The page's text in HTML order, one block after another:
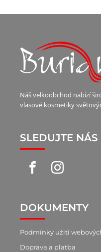
Náš velkoobchod nabízí
vlasové kosmetiky
SLEDUJTE NÁS
DOKUMENTY
Podmínky užití
Doprava a platba